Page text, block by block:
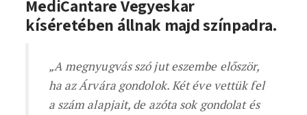
MediCantare Vegyeskar
kíséretében állnak majd színpadra.
„A megnyugvás szó jut eszembe először,
ha az Árvára gondolok. Két éve vettük fel
a szám alapjait, de azóta sok gondolat és